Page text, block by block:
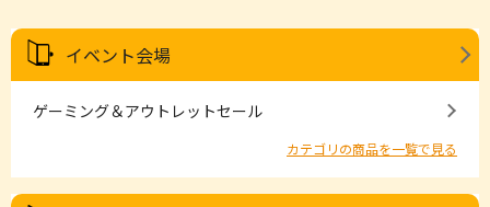
イベント会場
ゲーミング＆アウトレットセール
カテゴリの商品を一覧で見る